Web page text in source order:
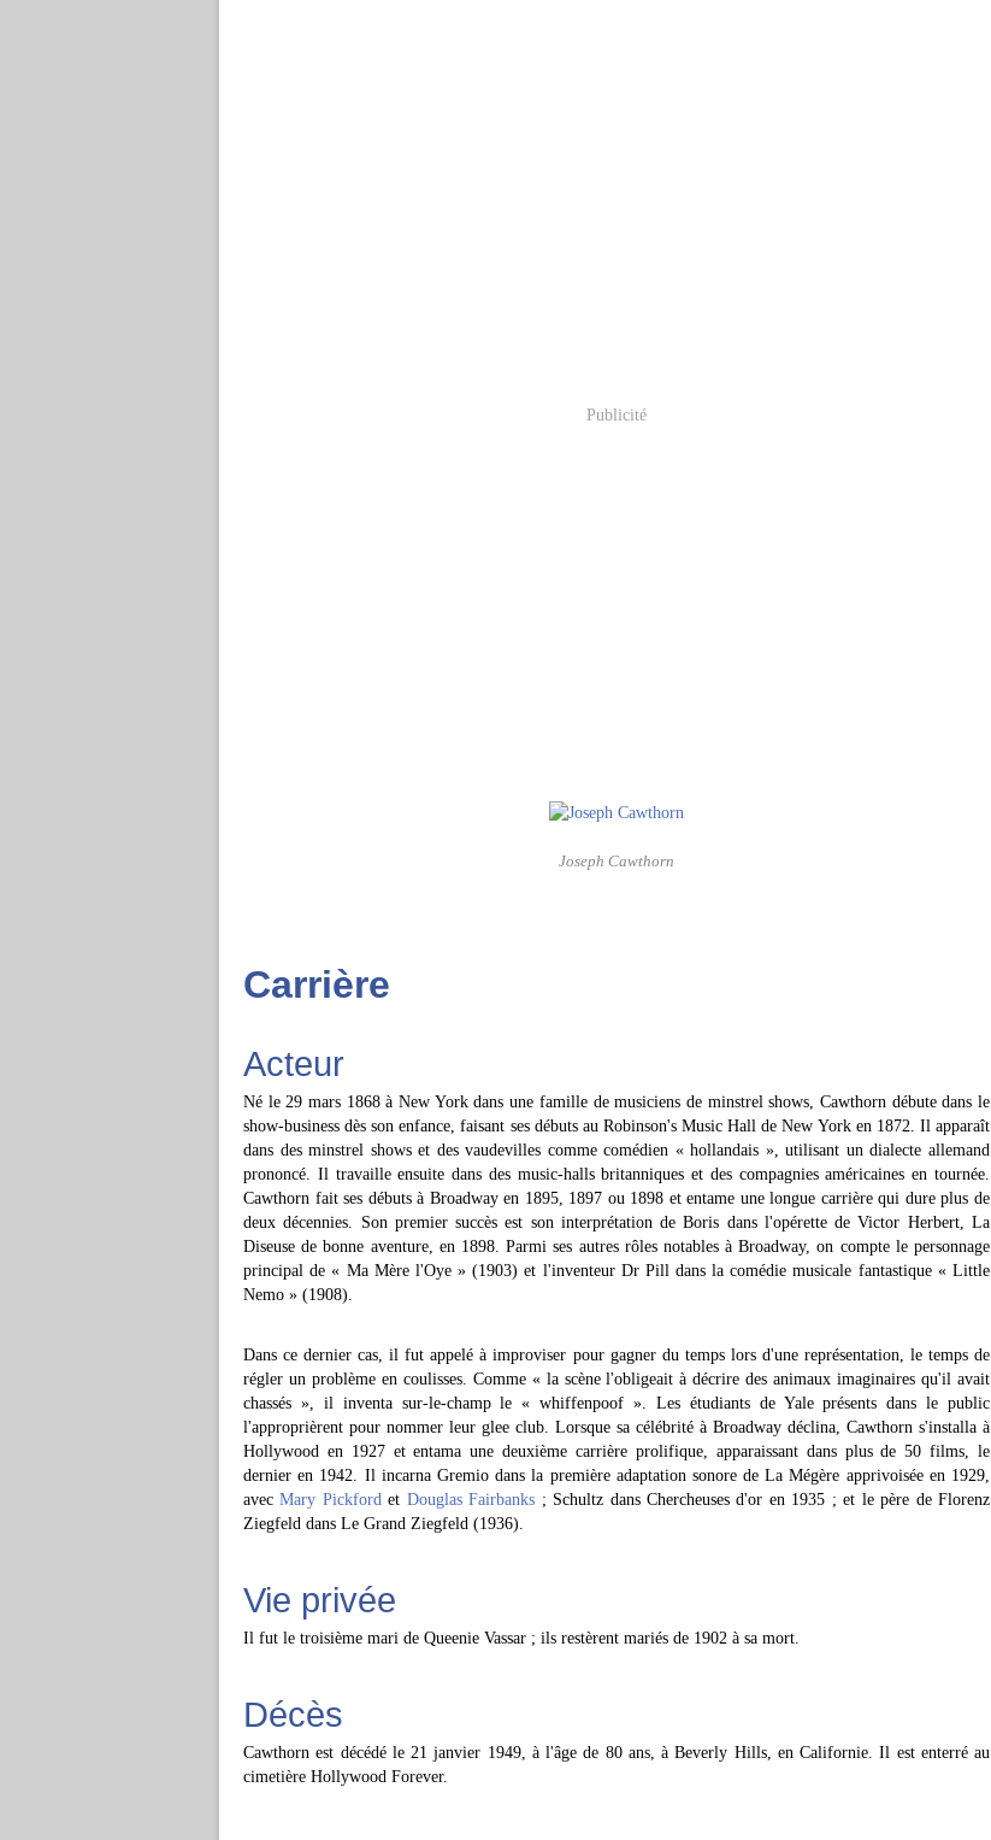
Publicité
Joseph Cawthorn
Carrière
Acteur
Né le 29 mars 1868 à New York dans une famille de musiciens de minstrel shows, Cawthorn débute dans le
show-business dès son enfance, faisant ses débuts au Robinson's Music Hall de New York en 1872. Il apparaît
dans des minstrel shows et des vaudevilles comme comédien « hollandais », utilisant un dialecte allemand
prononcé. Il travaille ensuite dans des music-halls britanniques et des compagnies américaines en tournée.
Cawthorn fait ses débuts à Broadway en 1895, 1897 ou 1898 et entame une longue carrière qui dure plus de
deux décennies. Son premier succès est son interprétation de Boris dans l'opérette de Victor Herbert, La
Diseuse de bonne aventure, en 1898. Parmi ses autres rôles notables à Broadway, on compte le personnage
principal de « Ma Mère l'Oye » (1903) et l'inventeur Dr Pill dans la comédie musicale fantastique « Little
Nemo » (1908).
Dans ce dernier cas, il fut appelé à improviser pour gagner du temps lors d'une représentation, le temps de
régler un problème en coulisses. Comme « la scène l'obligeait à décrire des animaux imaginaires qu'il avait
chassés », il inventa sur-le-champ le « whiffenpoof ». Les étudiants de Yale présents dans le public
l'approprièrent pour nommer leur glee club. Lorsque sa célébrité à Broadway déclina, Cawthorn s'installa à
Hollywood en 1927 et entama une deuxième carrière prolifique, apparaissant dans plus de 50 films, le
dernier en 1942. Il incarna Gremio dans la première adaptation sonore de La Mégère apprivoisée en 1929,
avecMary Pickfordet Douglas Fairbanks ; Schultz dans Chercheuses d'or en 1935 ; et le père de Florenz
Ziegfeld dans Le Grand Ziegfeld (1936).
Vie privée
Il fut le troisième mari de Queenie Vassar ; ils restèrent mariés de 1902 à sa mort.
Décès
Cawthorn est décédé le 21 janvier 1949, à l'âge de 80 ans, à Beverly Hills, en Californie. Il est enterré au
cimetière Hollywood Forever.